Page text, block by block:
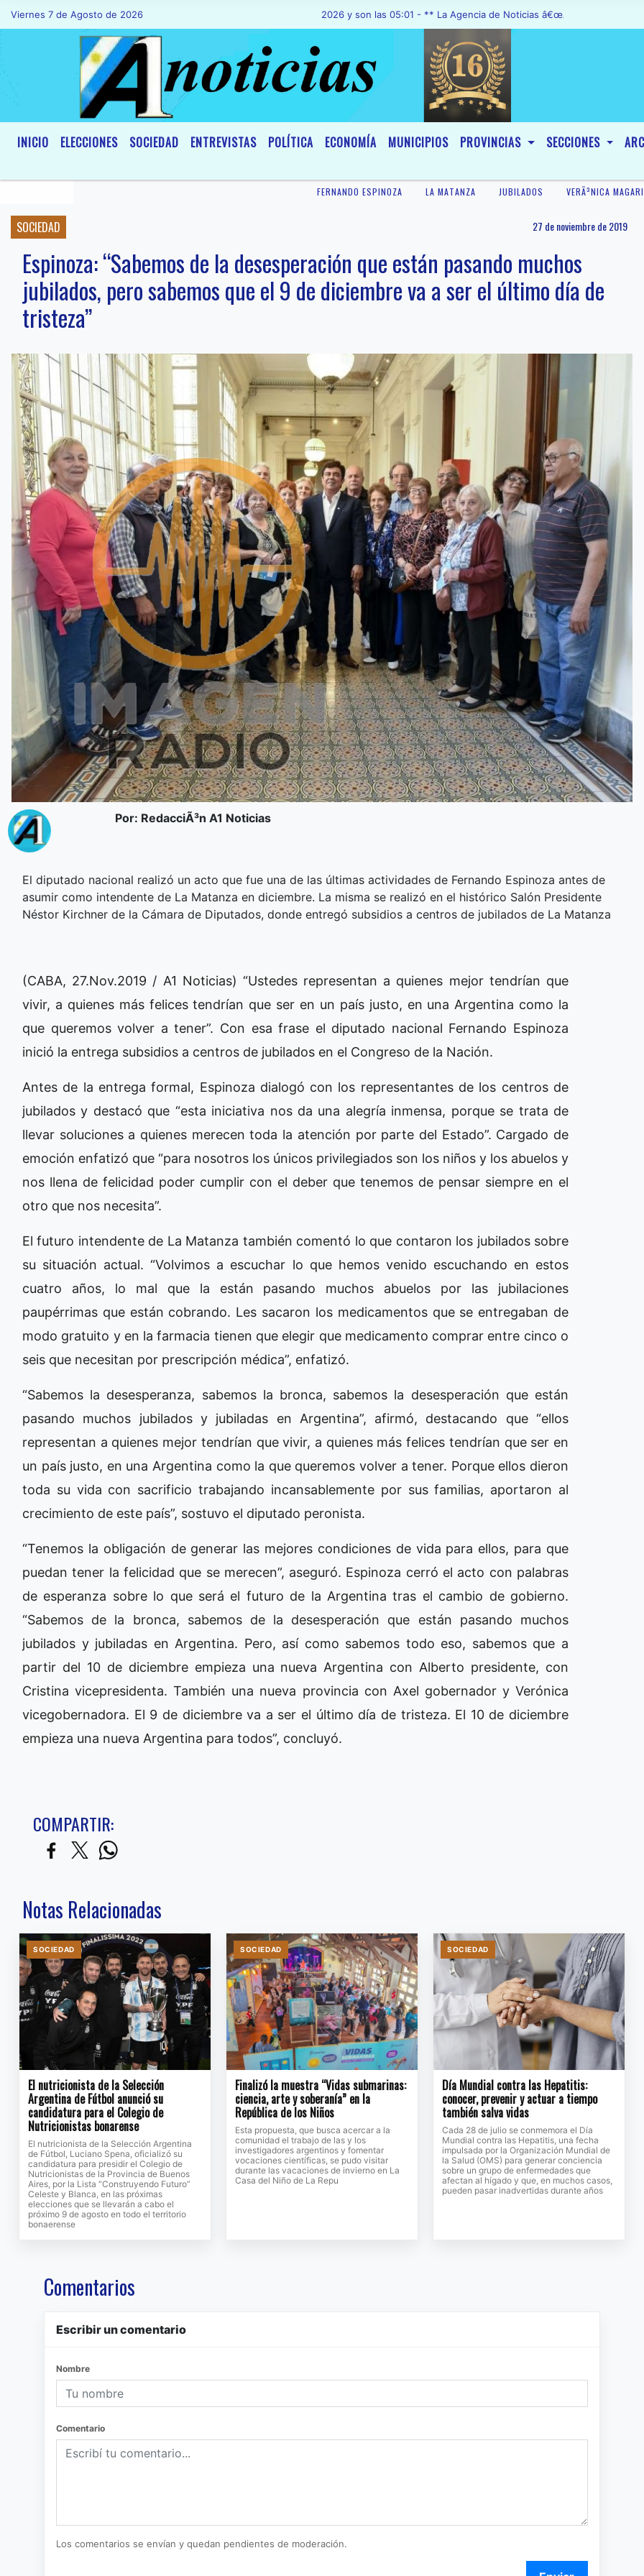
Viernes 7 de Agosto de 2026Hoy es Viernes 7 de Agosto de 2026 y son las 05:01 - ** La Agencia de Noticias â€œA1 Noticiasâ€, fue
INICIO ELECCIONES SOCIEDAD ENTREVISTAS POLÍTICA ECONOMÍA MUNICIPIOS PROVINCIAS SECCIONES
FERNANDO ESPINOZA LA MATANZA JUBILADOS VERÃ³NICA
SOCIEDAD 27 de noviembre de 2019
Espinoza: “Sabemos de la desesperación que están pasando muchos
jubilados, pero sabemos que el 9 de diciembre va a ser el último día de
tristeza”
Por: RedacciÃ³n A1 Noticias
El diputado nacional realizó un acto que fue una de las últimas actividades de Fernando Espinoza antes de
asumir como intendente de La Matanza en diciembre. La misma se realizó en el histórico Salón Presidente
Néstor Kirchner de la Cámara de Diputados, donde entregó subsidios a centros de jubilados de La Matanza
(CABA, 27.Nov.2019 / A1 Noticias) “Ustedes representan a quienes mejor tendrían que
vivir, a quienes más felices tendrían que ser en un país justo, en una Argentina como la
que queremos volver a tener”. Con esa frase el diputado nacional Fernando Espinoza
inició la entrega subsidios a centros de jubilados en el Congreso de la Nación.
Antes de la entrega formal, Espinoza dialogó con los representantes de los centros de
jubilados y destacó que “esta iniciativa nos da una alegría inmensa, porque se trata de
llevar soluciones a quienes merecen toda la atención por parte del Estado”. Cargado de
emoción enfatizó que “para nosotros los únicos privilegiados son los niños y los abuelos y
nos llena de felicidad poder cumplir con el deber que tenemos de pensar siempre en el
otro que nos necesita”.
El futuro intendente de La Matanza también comentó lo que contaron los jubilados sobre
su situación actual. “Volvimos a escuchar lo que hemos venido escuchando en estos
cuatro años, lo mal que la están pasando muchos abuelos por las jubilaciones
paupérrimas que están cobrando. Les sacaron los medicamentos que se entregaban de
modo gratuito y en la farmacia tienen que elegir que medicamento comprar entre cinco o
seis que necesitan por prescripción médica”, enfatizó.
“Sabemos la desesperanza, sabemos la bronca, sabemos la desesperación que están
pasando muchos jubilados y jubiladas en Argentina”, afirmó, destacando que “ellos
representan a quienes mejor tendrían que vivir, a quienes más felices tendrían que ser en
un país justo, en una Argentina como la que queremos volver a tener. Porque ellos dieron
toda su vida con sacrificio trabajando incansablemente por sus familias, aportaron al
crecimiento de este país”, sostuvo el diputado peronista.
“Tenemos la obligación de generar las mejores condiciones de vida para ellos, para que
puedan tener la felicidad que se merecen”, aseguró. Espinoza cerró el acto con palabras
de esperanza sobre lo que será el futuro de la Argentina tras el cambio de gobierno.
“Sabemos de la bronca, sabemos de la desesperación que están pasando muchos
jubilados y jubiladas en Argentina. Pero, así como sabemos todo eso, sabemos que a
partir del 10 de diciembre empieza una nueva Argentina con Alberto presidente, con
Cristina vicepresidenta. También una nueva provincia con Axel gobernador y Verónica
vicegobernadora. El 9 de diciembre va a ser el último día de tristeza. El 10 de diciembre
empieza una nueva Argentina para todos”, concluyó.
COMPARTIR:
Notas Relacionadas
SOCIEDAD
El nutricionista de la Selección
Argentina de Fútbol anunció su
candidatura para el Colegio de
Nutricionistas bonarense
El nutricionista de la Selección Argentina
de Fútbol, Luciano Spena, oficializó su
candidatura para presidir el Colegio de
Nutricionistas de la Provincia de Buenos
Aires, por la Lista “Construyendo Futuro”
Celeste y Blanca, en las próximas
elecciones que se llevarán a cabo el
próximo 9 de agosto en todo el territorio
bonaerense
SOCIEDAD
Finalizó la muestra “Vidas submarinas:
ciencia, arte y soberanía” en la
República de los Niños
Esta propuesta, que busca acercar a la
comunidad el trabajo de las y los
investigadores argentinos y fomentar
vocaciones científicas, se pudo visitar
durante las vacaciones de invierno en La
Casa del Niño de La Repu
SOCIEDAD
Día Mundial contra las Hepatitis:
conocer, prevenir y actuar a tiempo
también salva vidas
Cada 28 de julio se conmemora el Día
Mundial contra las Hepatitis, una fecha
impulsada por la Organización Mundial de
la Salud (OMS) para generar conciencia
sobre un grupo de enfermedades que
afectan al hígado y que, en muchos casos,
pueden pasar inadvertidas durante años
Comentarios
Escribir un comentario
Nombre
Comentario
Los comentarios se envían y quedan pendientes de moderación.